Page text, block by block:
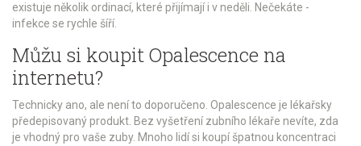
existuje několik ordinací, které přijímají i v neděli. Nečekáte -
infekce se rychle šíří.
Můžu si koupit Opalescence na
internetu?
Technicky ano, ale není to doporučeno. Opalescence je lékařsky
předepisovaný produkt. Bez vyšetření zubního lékaře nevíte, zda
je vhodný pro vaše zuby. Mnoho lidí si koupí špatnou koncentraci